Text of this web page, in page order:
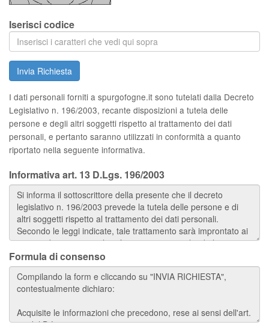
Iserisci codice
Invia Richiesta
I dati personali forniti a spurgofogne.it sono tutelati dalla Decreto
Legislativo n. 196/2003, recante disposizioni a tutela delle
persone e degli altri soggetti rispetto al trattamento dei dati
personali, e pertanto saranno utilizzati in conformità a quanto
riportato nella seguente informativa.
Informativa art. 13 D.Lgs. 196/2003
Formula di consenso